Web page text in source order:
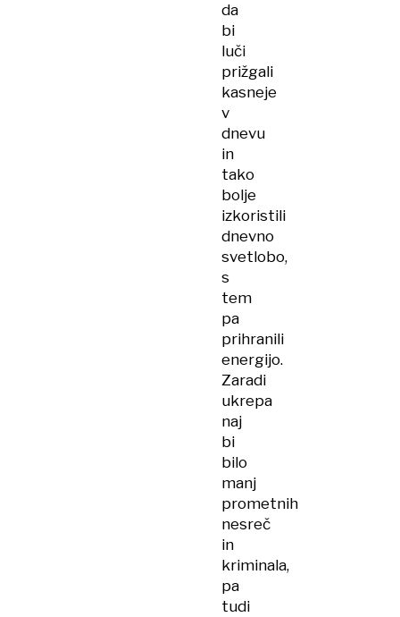
da
bi
luči
prižgali
kasneje
v
dnevu
in
tako
bolje
izkoristili
dnevno
svetlobo,
s
tem
pa
prihranili
energijo.
Zaradi
ukrepa
naj
bi
bilo
manj
prometnih
nesreč
in
kriminala,
pa
tudi